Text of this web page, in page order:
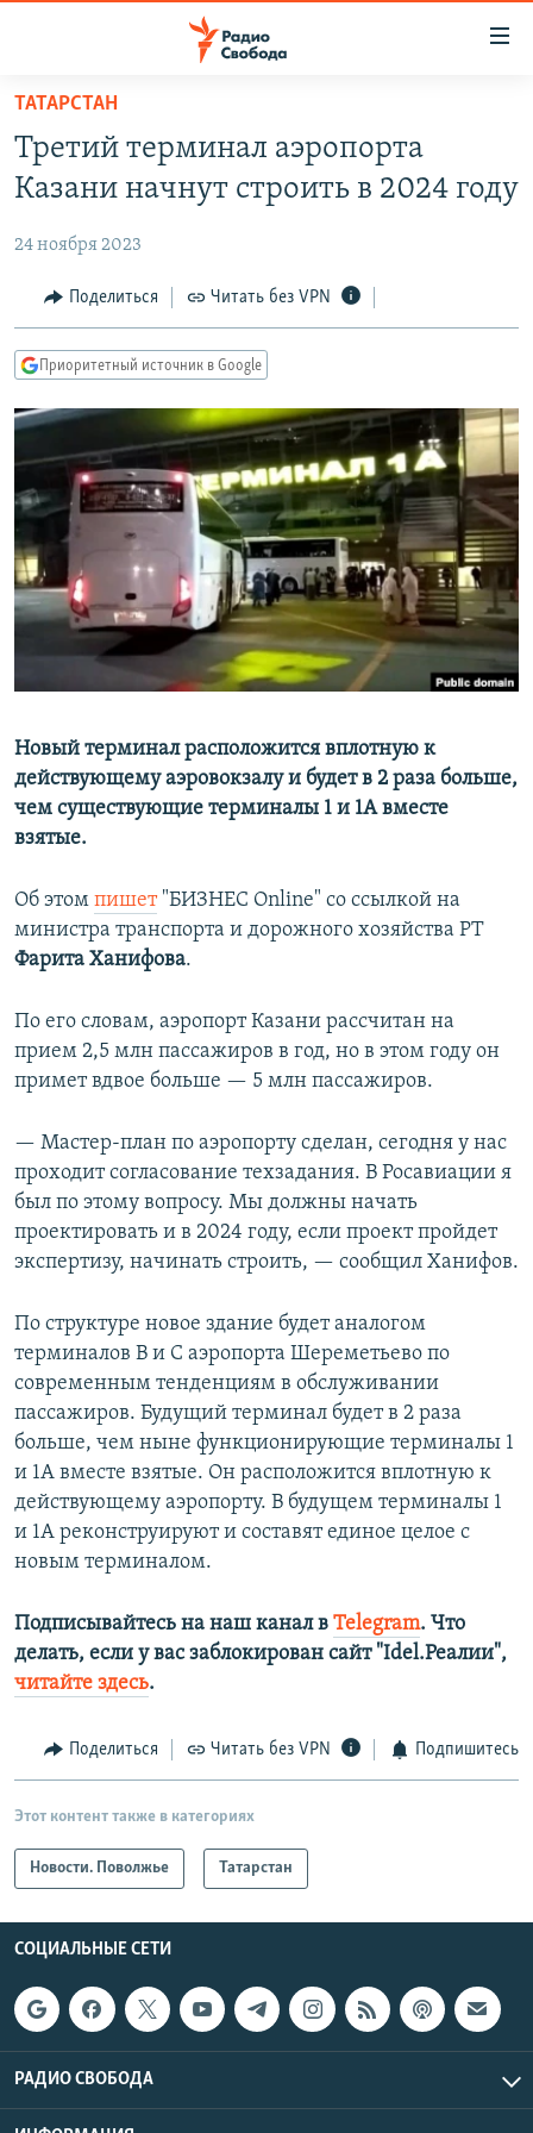
упрощенного
доступа
Вернуться
основному
Вернутся
главной
навигации
Вернутся
поиску
ПОДКАСТЫ
АВТОРСКИЕ ПРОЕКТЫ
ЦИТАТЫ СВОБОДЫ
МНЕНИЯ
IDEL.РЕАЛИИ
КАВКАЗ.РЕАЛИИ
СЕВЕР.РЕАЛИИ
СИБИРЬ.РЕАЛИИ
РАСПИСАНИЕ ВЕЩАНИЯ
ПОДПИШИТЕСЬ НА РАССЫЛКУ
СОЦИАЛЬНЫЕ СЕТИ
Все сайты РСЕ/РС
ТАТАРСТАН
Третий терминал аэропорта
Казани начнут строить в 2024 году
24 ноября 2023
Поделиться Читать без VPN
Приоритетный источник в Google
Новый терминал расположится вплотную к
действующему аэровокзалу и будет в 2 раза больше,
чем существующие терминалы 1 и 1А вместе
взятые.
Об этом пишет"БИЗНЕС Online" со ссылкой на
министра транспорта и дорожного хозяйства РТ
Фарита Ханифова.
По его словам, аэропорт Казани рассчитан на
прием 2,5 млн пассажиров в год, но в этом году он
примет вдвое больше — 5 млн пассажиров.
— Мастер-план по аэропорту сделан, сегодня у нас
проходит согласование техзадания. В Росавиации я
был по этому вопросу. Мы должны начать
проектировать и в 2024 году, если проект пройдет
экспертизу, начинать строить, — сообщил Ханифов.
По структуре новое здание будет аналогом
терминалов В и С аэропорта Шереметьево по
современным тенденциям в обслуживании
пассажиров. Будущий терминал будет в 2 раза
больше, чем ныне функционирующие терминалы 1
и 1А вместе взятые. Он расположится вплотную к
действующему аэропорту. В будущем терминалы 1
и 1А реконструируют и составят единое целое с
новым терминалом.
Подписывайтесь на наш канал в Telegram. Что
делать, если у вас заблокирован сайт "Idel.Реалии",
читайте здесь.
Поделиться Читать без VPN Подпишитесь
Этот контент также в категориях
Новости. Поволжье Татарстан
СОЦИАЛЬНЫЕ СЕТИ
РАДИО СВОБОДА